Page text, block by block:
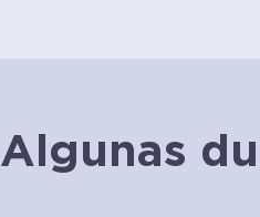
Algunas